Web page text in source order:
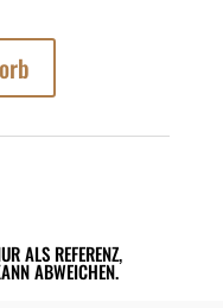
ALS REFERENZ,
ABWEICHEN.